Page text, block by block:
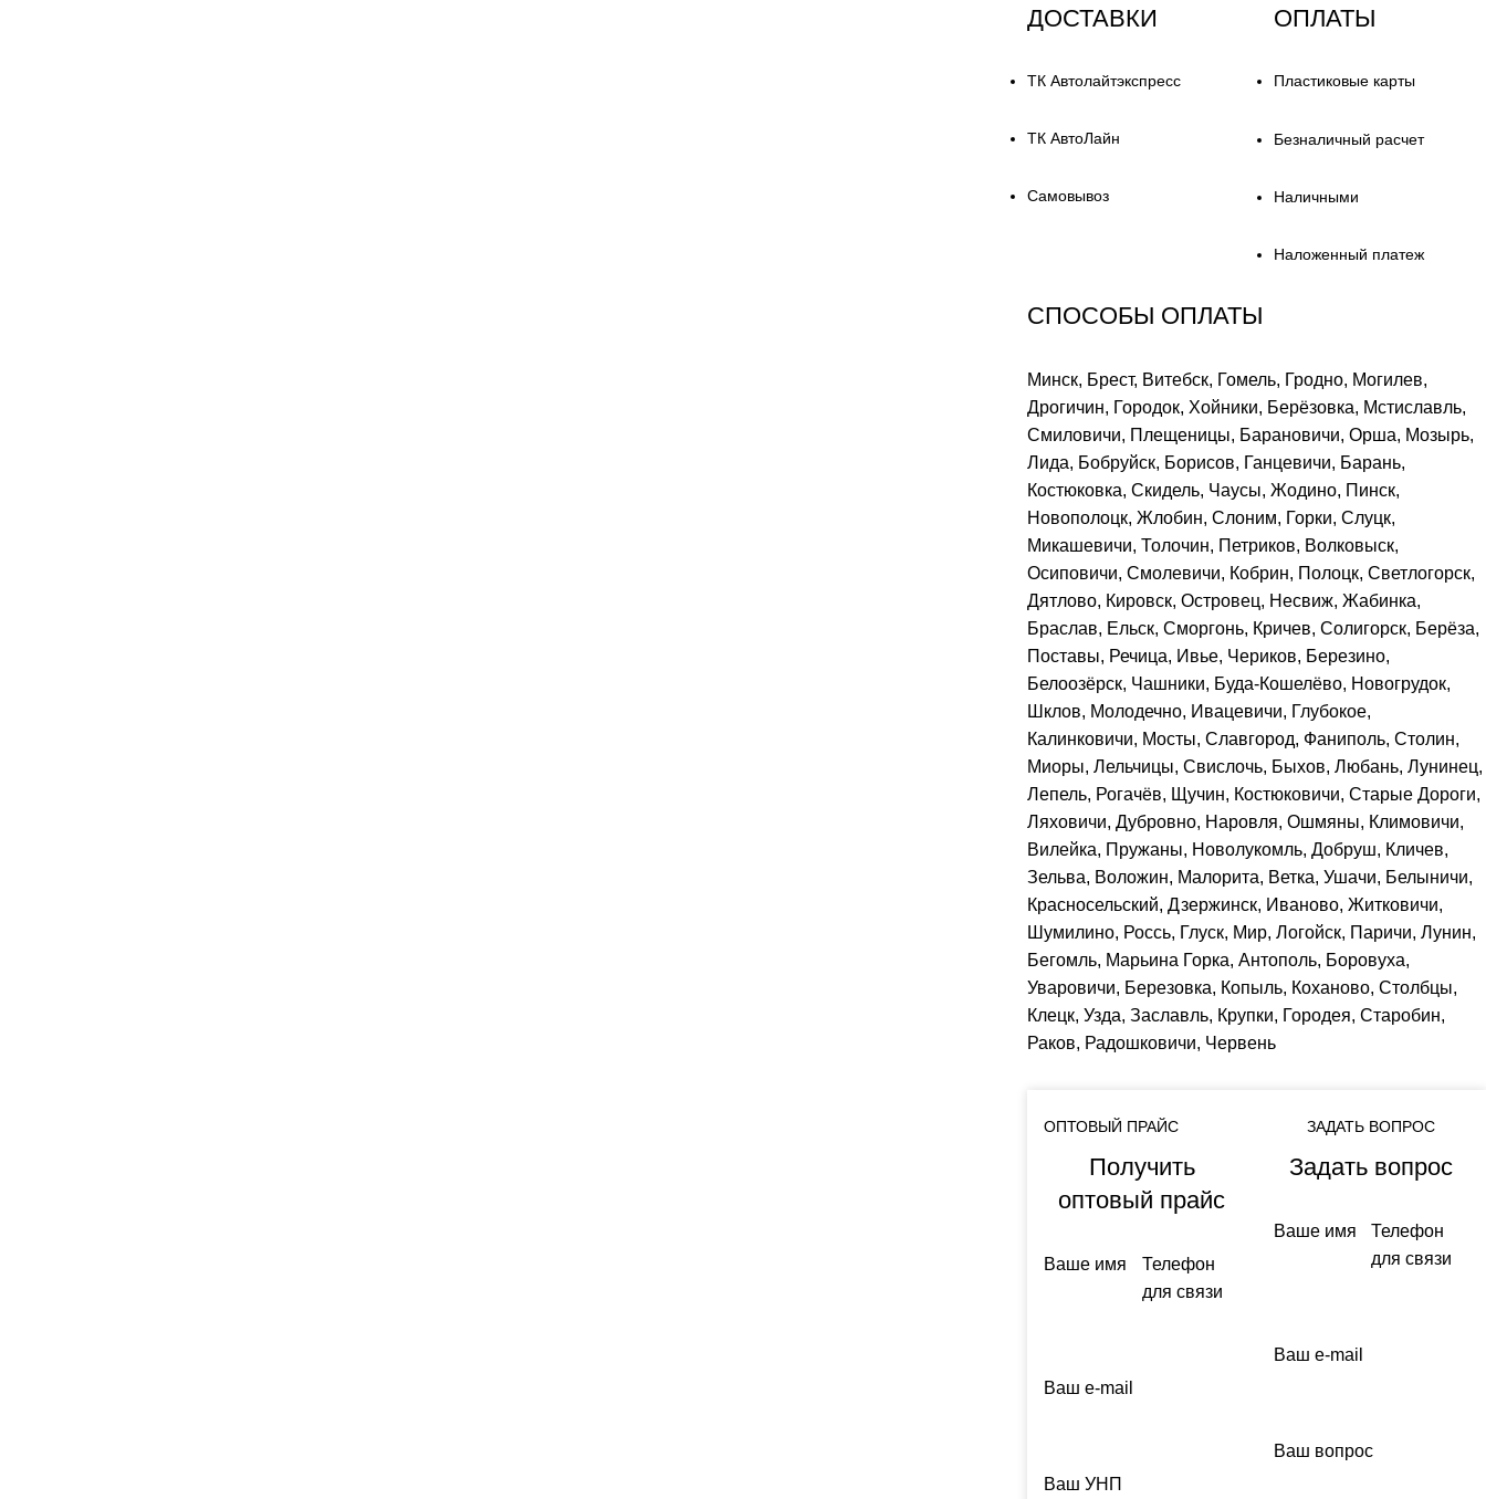
ДОСТАВКИ
ТК Автолайтэкспресс
ТК АвтоЛайн
Самовывоз
ОПЛАТЫ
Пластиковые карты
Безналичный расчет
Наличными
Наложенный платеж
СПОСОБЫ ОПЛАТЫ
Минск, Брест, Витебск, Гомель, Гродно, Могилев,
Дрогичин, Городок, Хойники, Берёзовка, Мстиславль,
Смиловичи, Плещеницы, Барановичи, Орша, Мозырь,
Лида, Бобруйск, Борисов, Ганцевичи, Барань,
Костюковка, Скидель, Чаусы, Жодино, Пинск,
Новополоцк, Жлобин, Слоним, Горки, Слуцк,
Микашевичи, Толочин, Петриков, Волковыск,
Осиповичи, Смолевичи, Кобрин, Полоцк, Светлогорск,
Дятлово, Кировск, Островец, Несвиж, Жабинка,
Браслав, Ельск, Сморгонь, Кричев, Солигорск, Берёза,
Поставы, Речица, Ивье, Чериков, Березино,
Белоозёрск, Чашники, Буда-Кошелёво, Новогрудок,
Шклов, Молодечно, Ивацевичи, Глубокое,
Калинковичи, Мосты, Славгород, Фаниполь, Столин,
Миоры, Лельчицы, Свислочь, Быхов, Любань, Лунинец,
Лепель, Рогачёв, Щучин, Костюковичи, Старые Дороги,
Ляховичи, Дубровно, Наровля, Ошмяны, Климовичи,
Вилейка, Пружаны, Новолукомль, Добруш, Кличев,
Зельва, Воложин, Малорита, Ветка, Ушачи, Белыничи,
Красносельский, Дзержинск, Иваново, Житковичи,
Шумилино, Россь, Глуск, Мир, Логойск, Паричи, Лунин,
Бегомль, Марьина Горка, Антополь, Боровуха,
Уваровичи, Березовка, Копыль, Коханово, Столбцы,
Клецк, Узда, Заславль, Крупки, Городея, Старобин,
Раков, Радошковичи, Червень
ОПТОВЫЙ ПРАЙС
Получить
оптовый прайс
Ваше имя
Телефон
для связи
Ваш e-mail
Ваш УНП
ЗАДАТЬ ВОПРОС
Задать вопрос
Ваше имя
Телефон
для связи
Ваш e-mail
Ваш вопрос